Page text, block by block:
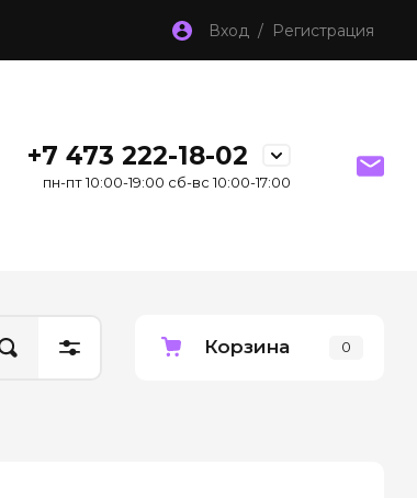
Вход / Регистрация
+7 473 222-18-02
пн-пт 10:00-19:00 сб-вс 10:00-17:00
Корзина 0